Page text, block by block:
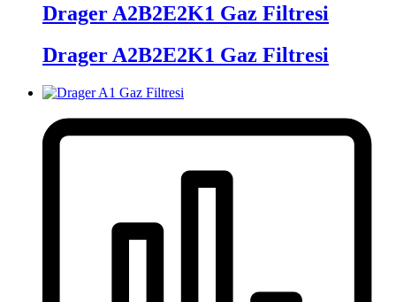
Drager A2B2E2K1 Gaz Filtresi
Drager A2B2E2K1 Gaz Filtresi